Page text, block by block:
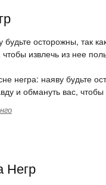
осторожны, так
извлечь из нее
негра: наяву будьте
и обмануть вас,
Негр